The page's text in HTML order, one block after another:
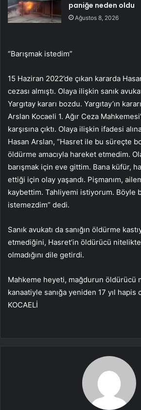
paniğe neden oldu
Ağustos 8, 2026
“Barışmak istedim”
15 Haziran 2022’de çıkan kararda
cezası almıştı. Olaya ilişkin sanık
Yargıtay kararı bozdu. Yargıtay’ın
Arslan Kocaeli 1. Ağır Ceza
karşısına çıktı. Olaya ilişkin ifadesi
Hasan Arslan, “Hasret ile bu süreçte
öldürme amacıyla hareket etmedim.
barışmak için eve gittim. Bana küfür,
ettiği için olay yaşandı. Pişmanım,
kaybettim. Tahliyemi istiyorum. Böyle
istemezdim” dedi.
Sanık avukatı da sanığın öldürme
etmediğini, Hasret’in öldürücü nitelikte
olmadığını dile getirdi.
Mahkeme heyeti, mağdurun öldürücü
kanaatiyle sanığa yeniden 17 yıl hapis
KOCAELİ